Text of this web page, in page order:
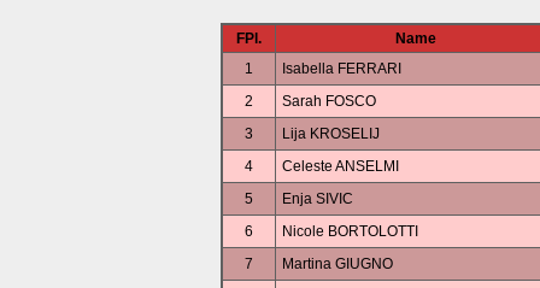
FPl.
Name
1
Isabella FERRARI
2
Sarah FOSCO
3
Lija KROSELIJ
4
Celeste ANSELMI
5
Enja SIVIC
6
Nicole BORTOLOTTI
7
Martina GIUGNO